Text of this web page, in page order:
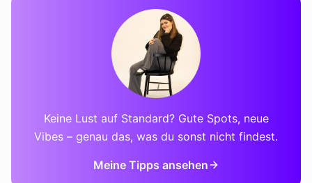
Keine Lust auf Standard? Gute Spots, neue
Vibes – genau das, was du sonst nicht findest.
Meine Tipps ansehen